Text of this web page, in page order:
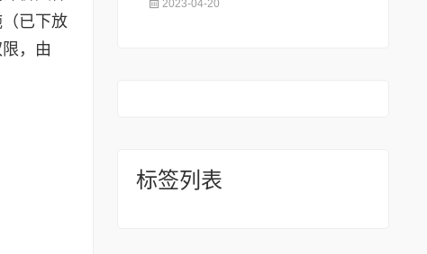
已下放
，由
2023-04-20
标签列表